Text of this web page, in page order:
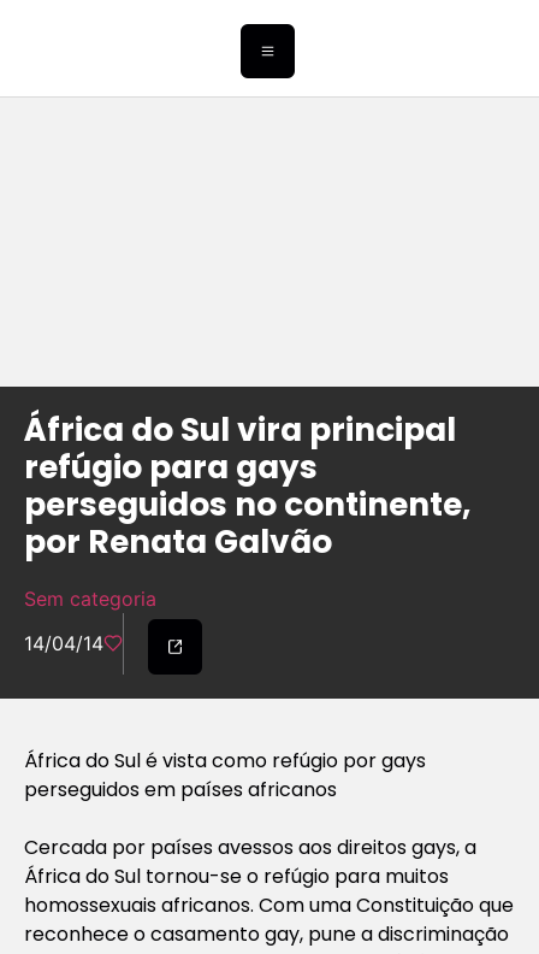
África do Sul vira principal
refúgio para gays
perseguidos no continente,
por Renata Galvão
Sem categoria
14/04/14
África do Sul é vista como refúgio por gays
perseguidos em países africanos
Cercada por países avessos aos direitos gays, a
África do Sul tornou-se o refúgio para muitos
homossexuais africanos. Com uma Constituição que
reconhece o casamento gay, pune a discriminação